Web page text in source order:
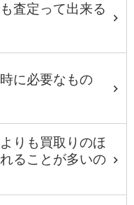
査定って出来る
に必要なもの
りも買取りのほ
ることが多いの